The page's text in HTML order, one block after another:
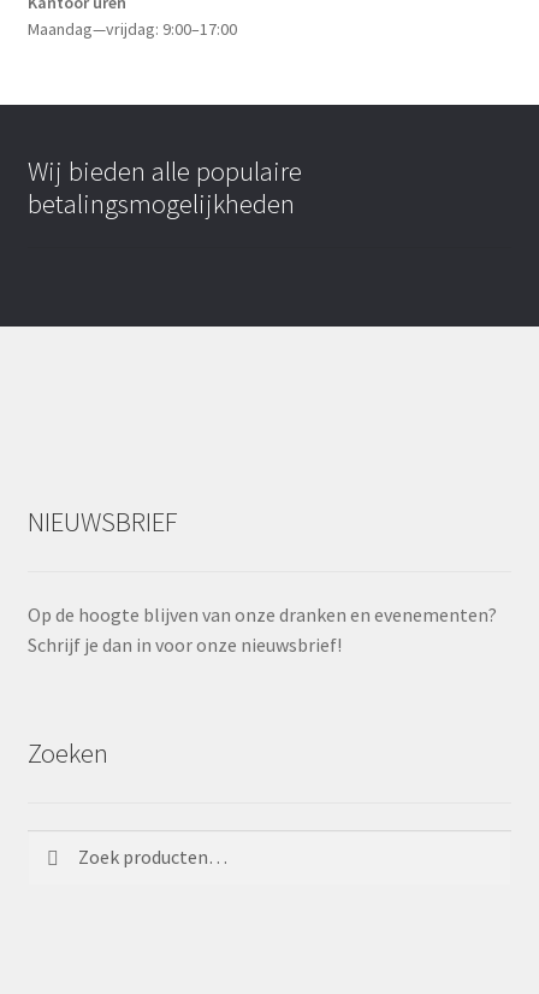
Maandag—vrijdag: 9:00–17:00
Wij bieden alle populaire
betalingsmogelijkheden
NIEUWSBRIEF
Op de hoogte blijven van onze dranken en evenementen?
Schrijf je dan in voor onze nieuwsbrief!
Zoeken